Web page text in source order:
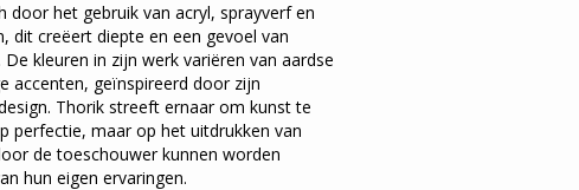
door het gebruik van acryl, sprayverf en
dit creëert diepte en een gevoel van
kleuren in zijn werk variëren van aardse
accenten, geïnspireerd door zijn
Thorik streeft ernaar om kunst te
perfectie, maar op het uitdrukken van
de toeschouwer kunnen worden
hun eigen ervaringen.